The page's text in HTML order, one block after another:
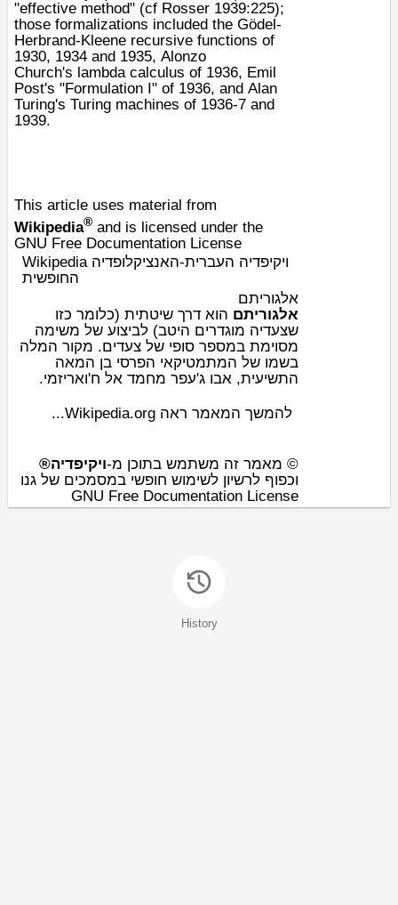
"effective method" (cf Rosser 1939:225);
those formalizations included the Gödel-
Herbrand-Kleene recursive functions of
1930, 1934 and 1935, Alonzo
Church's lambda calculus of 1936, Emil
Post's "Formulation I" of 1936, and Alan
Turing's Turing machines of 1936-7 and
1939.
This article uses material from
Wikipedia® and is licensed under the
GNU Free Documentation License
Wikipedia ויקיפדיה העברית-האנציקלופדיה
החופשית
אלגוריתם
אלגוריתם הוא דרך שיטתית (כלומר כזו
שצעדיה מוגדרים היטב) לביצוע של משימה
מסוימת במספר סופי של צעדים. מקור המלה
בשמו של המתמטיקאי הפרסי בן המאה
התשיעית, אבו ג'עפר מחמד אל ח'ואריזמי.
להמשך המאמר ראה Wikipedia.org...
© מאמר זה משתמש בתוכן מ-ויקיפדיה®
וכפוף לרשיון לשימוש חופשי במסמכים של גנו
GNU Free Documentation License
History